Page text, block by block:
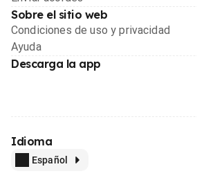
Sobre el sitio web
Condiciones de uso y privacidad
Ayuda
Descarga la app
Idioma
Español